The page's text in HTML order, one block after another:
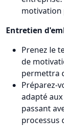
motivation
Entretien
Prenez le
de
permettra
Préparez-
adapté
passant
processus